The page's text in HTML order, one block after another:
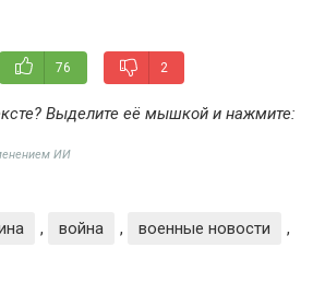
76 2
Выделите её мышкой и нажмите:
ИИ
, война , военные новости
,